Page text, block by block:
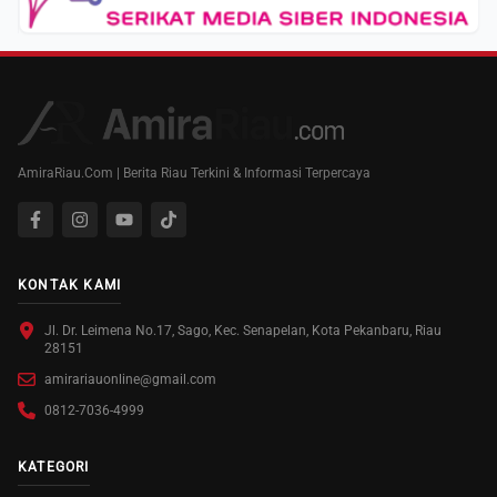
AmiraRiau.Com | Berita Riau Terkini & Informasi Terpercaya
KONTAK KAMI
Jl. Dr. Leimena No.17, Sago, Kec. Senapelan, Kota Pekanbaru, Riau
28151
amirariauonline@gmail.com
0812-7036-4999
KATEGORI